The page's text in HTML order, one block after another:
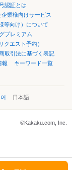
認証とは
業様向けサービス
等向け）について
プレミアム
クエスト予約）
取引法に基づく表記
報
キーワード一覧
日本語
©Kakaku.com, Inc.